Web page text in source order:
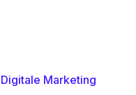
Digitale Marketing